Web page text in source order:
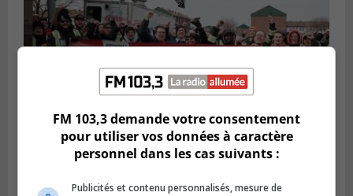
BOUCHERVILLE
Metro prend les moyens pour protéger son
FM 103,3 demande votre consentement
pour utiliser vos données à caractère
personnel dans les cas suivants :
Publicités et contenu personnalisés, mesure de